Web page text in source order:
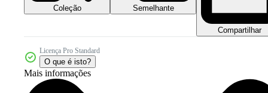
Coleção Semelhante
Compartilhar
Licença Pro Standard
O que é isto?
Mais informações